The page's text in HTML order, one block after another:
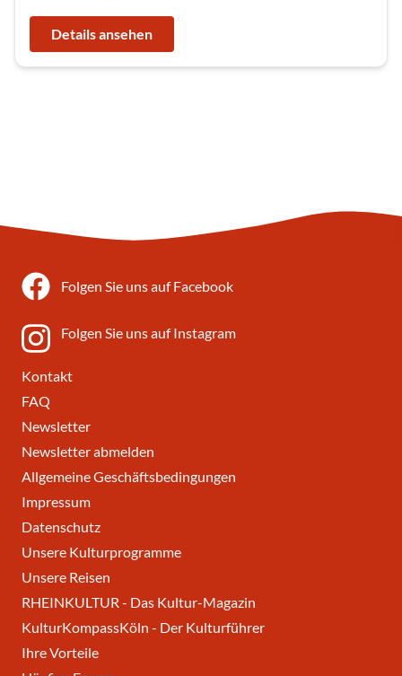
Details ansehen
Folgen Sie uns auf Facebook
Folgen Sie uns auf Instagram
Kontakt
FAQ
Newsletter
Newsletter abmelden
Allgemeine Geschäftsbedingungen
Impressum
Datenschutz
Unsere Kulturprogramme
Unsere Reisen
RHEINKULTUR - Das Kultur-Magazin
KulturKompassKöln - Der Kulturführer
Ihre Vorteile